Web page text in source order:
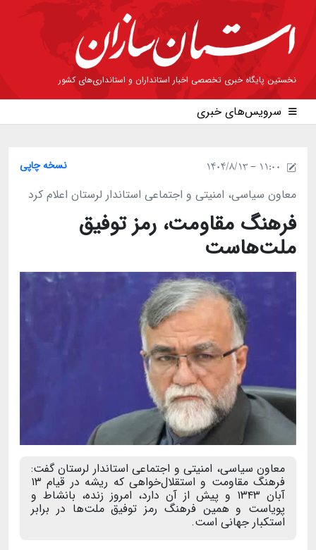
نخستین پایگاه خبری تخصصی اخبار استانداران و استانداری‌های کشور
سرویس‌های خبری
1404/8/13 - 11:00 نسخه چاپی
معاون سیاسی، امنیتی و اجتماعی استاندار لرستان اعلام کرد
فرهنگ مقاومت، رمز توفیق
ملت‌هاست
معاون سیاسی، امنیتی و اجتماعی استاندار لرستان گفت:
فرهنگ مقاومت و استقلال‌خواهی که ریشه در قیام ۱۳
آبان ۱۳۴۳ و پیش از آن دارد، امروز زنده، بانشاط و
پویاست و همین فرهنگ رمز توفیق ملت‌ها در برابر
استکبار جهانی است.